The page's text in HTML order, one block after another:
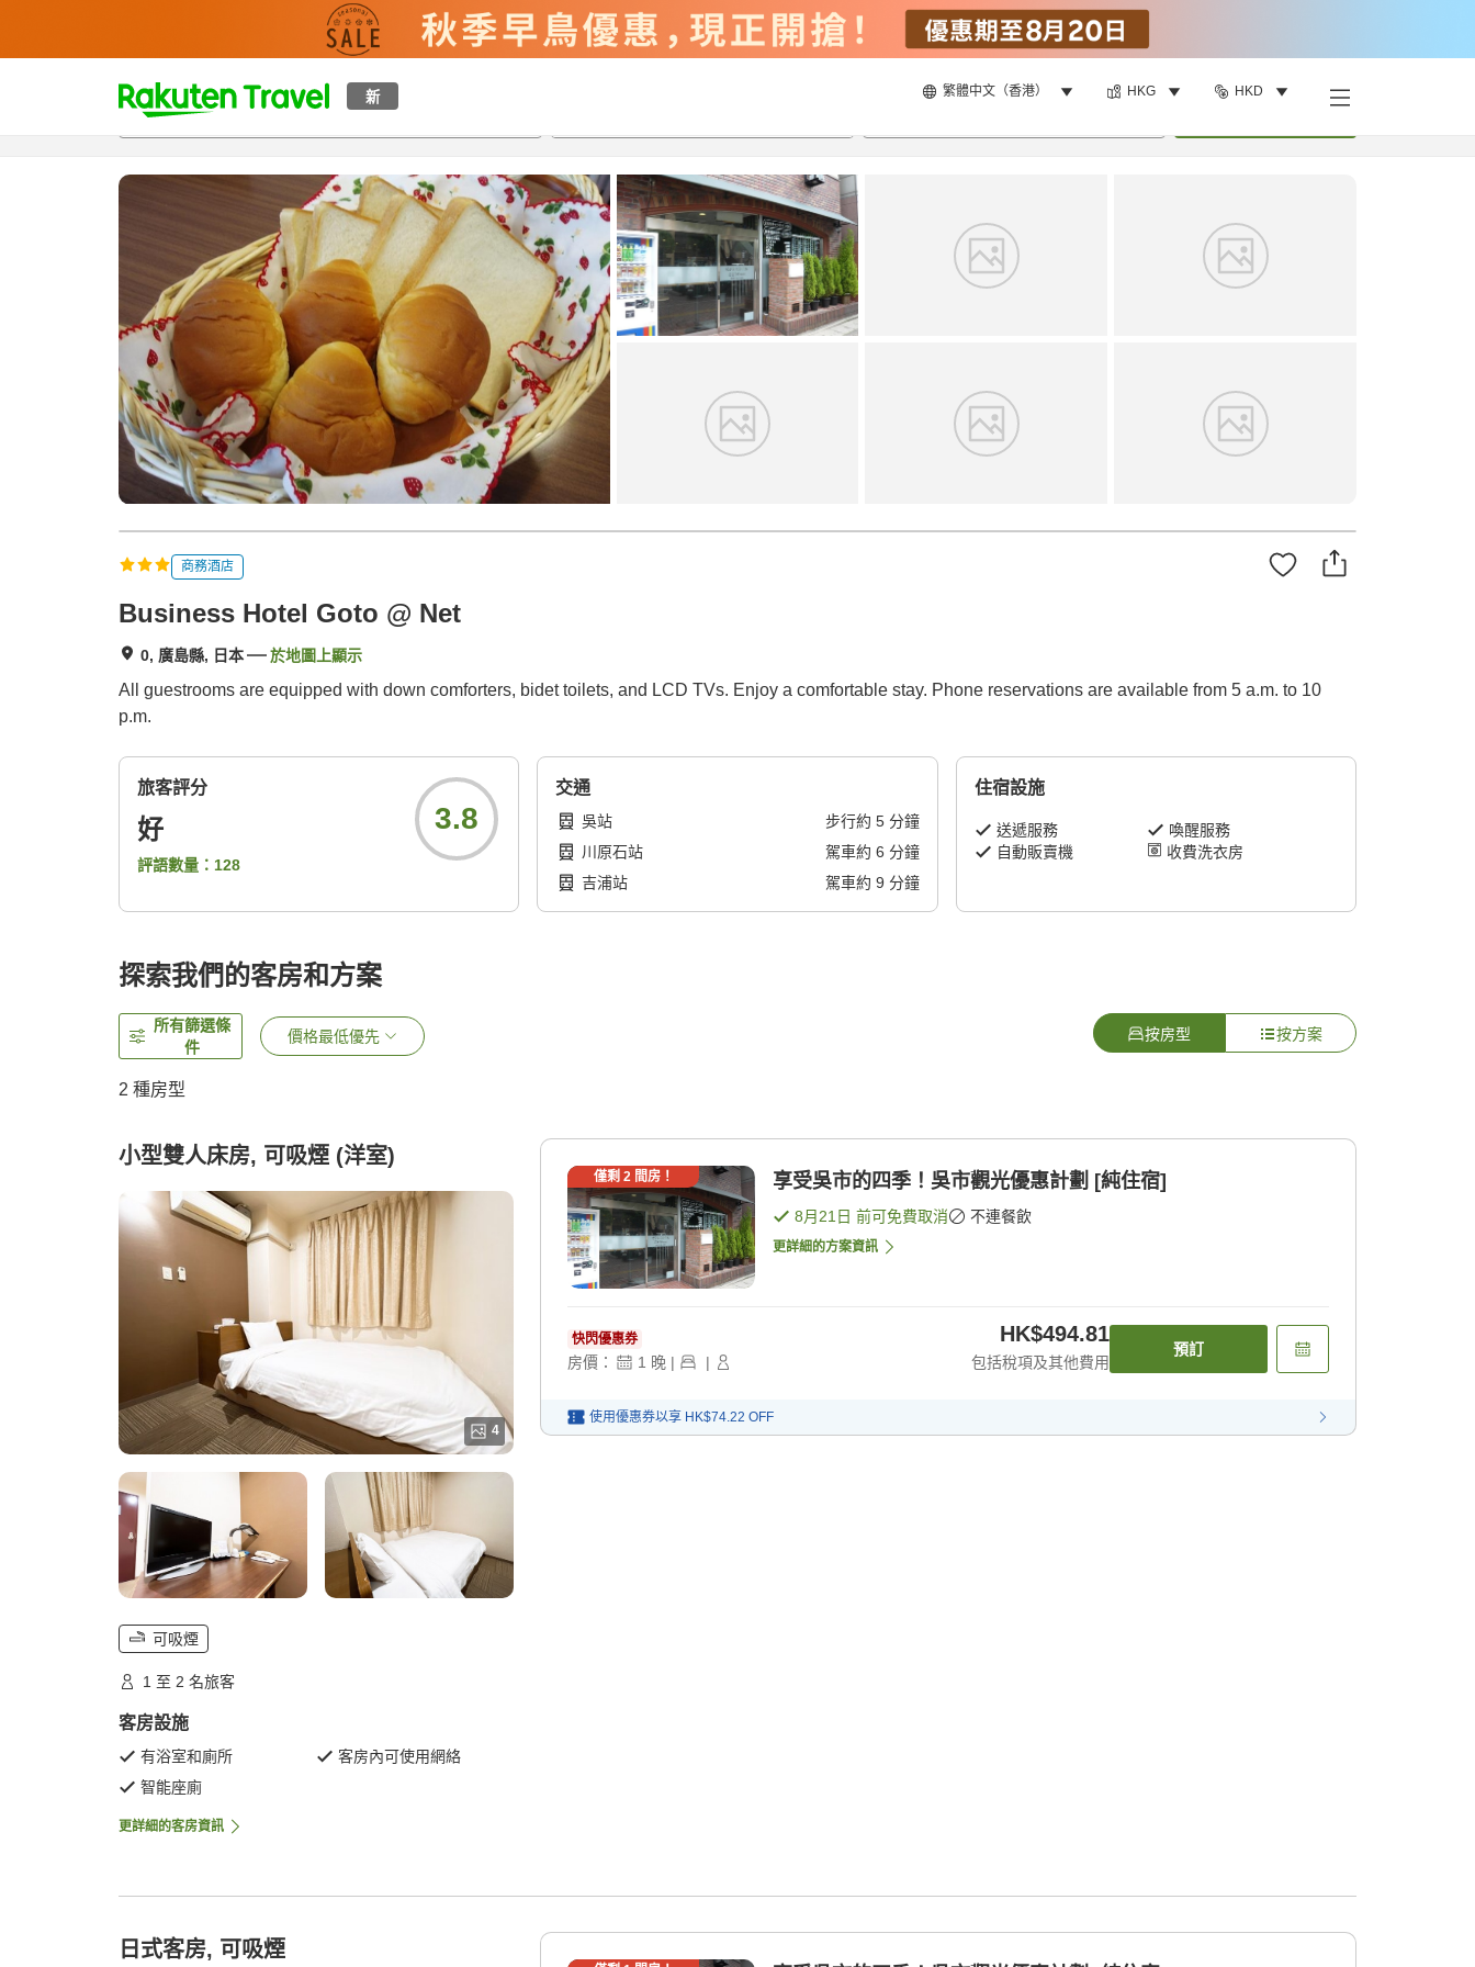
新 繁體中文（香港） HKG HKD
t
p
a
r
h
概覽房間及住宿方案 評價設施
商務酒店
Business Hotel Goto @ Net
0, 廣島縣, 日本 於地圖上顯示
All guestrooms are equipped with down comforters, bidet toilets, and LCD TVs. Enjoy a comfortable stay. Phone reservations are available from 5 a.m. to 10
p.m.
旅客評分
好
評語數量： 128
3.8
交通
吳站 步行約 5分鐘
川原石站
駕車約 6 分鐘
吉浦站
駕車約 9 分鐘
住宿設施
送遞服務
喚醒服務
自動販賣機
收費洗衣房
探索我們的客房和方案
所有篩選條
件
價格最低優先 按房型 按方案
2 種房型
小型雙人床房, 可吸煙 (洋室)
4
可吸煙
1 至 2 名旅客
客房設施
有浴室和廁所
客房內可使用網絡
智能座廁
更詳細的客房資訊
僅剩 2間房！ 享受吳市的四季！吳市觀光優惠計劃 [純住宿]
8月21日 前可免費取消 不連餐飲
更詳細的方案資訊
快閃優惠券
房價： 1 晚 | |
HK$494.81
包括稅項及其他費用
預訂
使用優惠券以享 HK$74.22 OFF
日式客房, 可吸煙